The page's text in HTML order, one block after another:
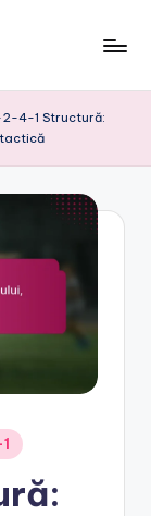
4-1 Structură: